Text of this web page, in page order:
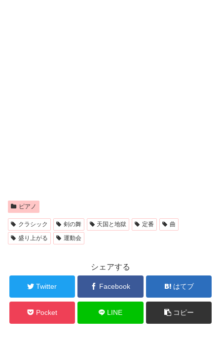
ピアノ
クラシック 剣の舞 天国と地獄 定番
曲
盛り上がる
運動会
シェアする
Twitter Facebook はてブ
Pocket LINE コピー